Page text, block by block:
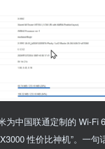
为中国联通定制的 Wi-Fi
性价比神机”。一句